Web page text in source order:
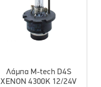
Λάμπα M-tech D4S
XENON 4300K 12/24V